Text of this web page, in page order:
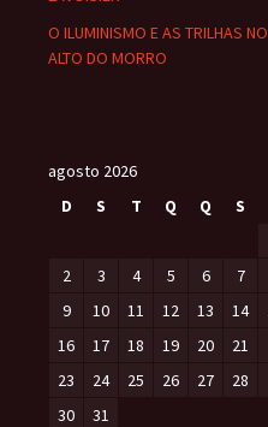
O ILUMINISMO E AS TRILHAS NO
ALTO DO MORRO
agosto 2026
D
S T Q Q S
2
3 4 5 6 7
9
10 11 12 13 14
16
17 18 19 20 21
23
24 25 26 27 28
30
31